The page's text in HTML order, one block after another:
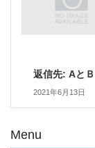
返信先: AとＢ
2021年6月13日
Menu